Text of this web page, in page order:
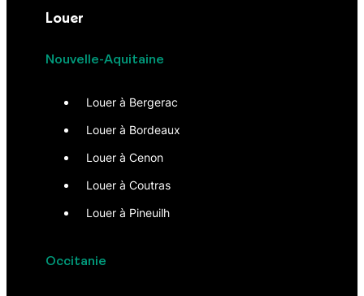
Louer
Nouvelle-Aquitaine
Louer à Bergerac
Louer à Bordeaux
Louer à Cenon
Louer à Coutras
Louer à Pineuilh
Occitanie